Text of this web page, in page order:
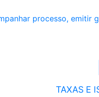
processo, emitir
TAXAS E